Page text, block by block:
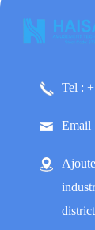
Tel :
Email